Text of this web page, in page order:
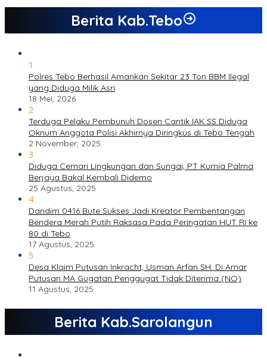
Berita Kab.Tebo
1
Polres Tebo Berhasil Amankan Sekitar 23 Ton BBM Ilegal
yang Diduga Milik Asri
18 Mei, 2026
2
Terduga Pelaku Pembunuh Dosen Cantik IAK SS Diduga
Oknum Anggota Polisi Akhirnya Diringkus di Tebo Tengah
2 November, 2025
3
Diduga Cemari Lingkungan dan Sungai, PT Kurnia Palma
Berjaya Bakal Kembali Didemo
25 Agustus, 2025
4
Dandim 0416 Bute Sukses Jadi Kreator Pembentangan
Bendera Merah Putih Raksasa Pada Peringatan HUT RI ke
80 di Tebo
17 Agustus, 2025
5
Desa Klaim Putusan Inkracht, Usman Arfan SH: Di Amar
Putusan MA Gugatan Penggugat Tidak Diterima (NO)
11 Agustus, 2025
Berita Kab.Sarolangun